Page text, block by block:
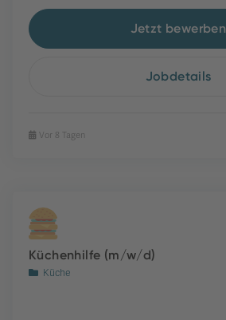
Jetzt bewerben
Jobdetails
Vor 8 Tagen
Küchenhilfe (m/w/d)
Küche